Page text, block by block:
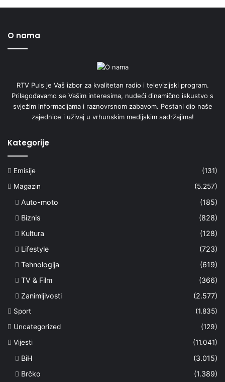
O nama
RTV Puls je Vaš izbor za kvalitetan radio i televizijski program.
Prilagođavamo se Vašim interesima, nudeći dinamično iskustvo s
svježim informacijama i raznovrsnom zabavom. Postani dio naše
zajednice i uživaj u vrhunskim medijskim sadržajima!
Kategorije
Emisije
(131)
Magazin
(5.257)
Auto-moto
(185)
Biznis
(828)
Kultura
(128)
Lifestyle
(723)
Tehnologija
(619)
TV & Film
(366)
Zanimljivosti
(2.577)
Sport
(1.835)
Uncategorized
(129)
Vijesti
(11.041)
BiH
(3.015)
Brčko
(1.389)